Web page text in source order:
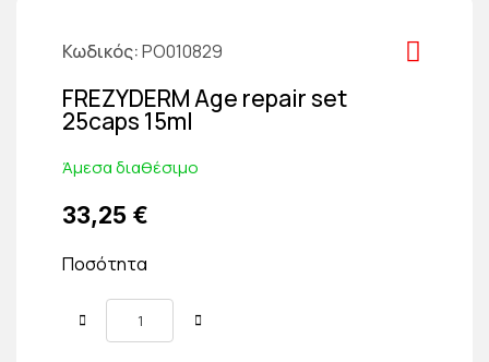
Κωδικός PO010829
FREZYDERM Age repair set
25caps 15ml
Άμεσα διαθέσιμο
33,25 €
Ποσότητα